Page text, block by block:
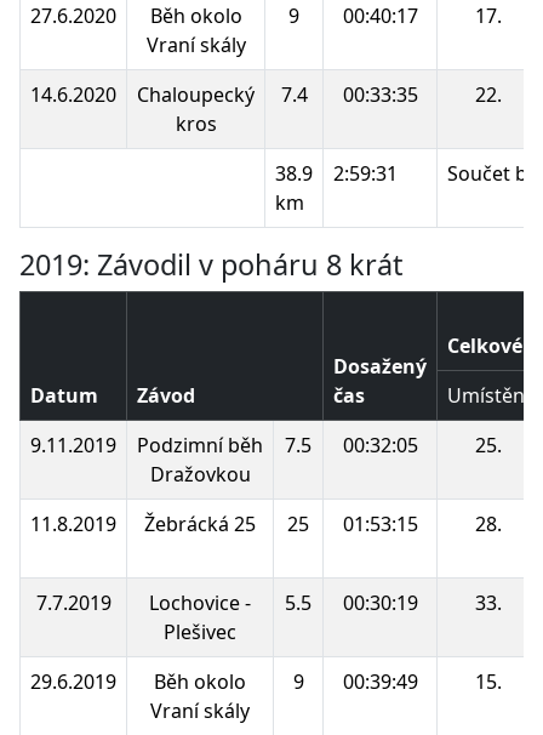
27.6.2020
Běh okolo
Vraní skály
9 00:40:17 17.
14.6.2020
Chaloupecký
kros
7.4 00:33:35 22.
38.9
km
2:59:31 Součet
2019: Závodil v poháru 8 krát
Datum Závod
Dosažený
čas
Celkové
Umístění
9.11.2019
Podzimní běh
Dražovkou
7.5 00:32:05 25.
11.8.2019 Žebrácká 25 25 01:53:15 28.
7.7.2019
Lochovice -
Plešivec
5.5 00:30:19 33.
29.6.2019
Běh okolo
Vraní skály
9 00:39:49 15.